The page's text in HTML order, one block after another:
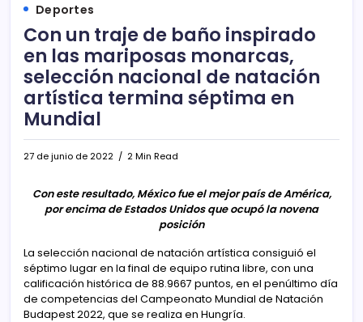
Deportes
Con un traje de baño inspirado
en las mariposas monarcas,
selección nacional de natación
artística termina séptima en
Mundial
27 de junio de 2022 2 Min Read
Con este resultado, México fue el mejor país de América,
por encima de Estados Unidos que ocupó la novena
posición
La selección nacional de natación artística consiguió el
séptimo lugar en la final de equipo rutina libre, con una
calificación histórica de 88.9667 puntos, en el penúltimo día
de competencias del Campeonato Mundial de Natación
Budapest 2022, que se realiza en Hungría.